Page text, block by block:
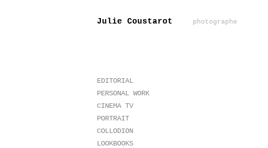
Julie Coustarot photographe
EDITORIAL
PERSONAL WORK
CINEMA TV
PORTRAIT
COLLODION
LOOKBOOKS